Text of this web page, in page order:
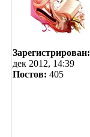
Зарегистрирован:
дек 2012, 14:39
Постов: 405